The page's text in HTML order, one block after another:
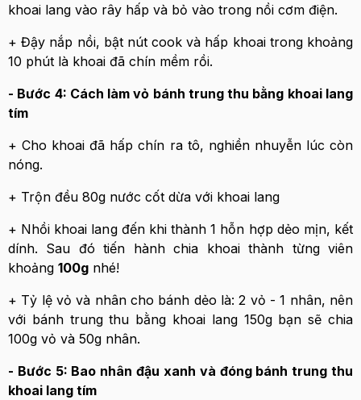
khoai lang vào rây hấp và bỏ vào trong nồi cơm điện.
+ Đậy nắp nồi, bật nút cook và hấp khoai trong khoảng
10 phút là khoai đã chín mềm rồi.
- Bước 4: Cách làm vỏ bánh trung thu bằng khoai lang
tím
+ Cho khoai đã hấp chín ra tô, nghiền nhuyễn lúc còn
nóng.
+ Trộn đều 80g nước cốt dừa với khoai lang
+ Nhồi khoai lang đến khi thành 1 hỗn hợp dẻo mịn, kết
dính. Sau đó tiến hành chia khoai thành từng viên
khoảng 100g nhé!
+ Tỷ lệ vỏ và nhân cho bánh dẻo là: 2 vỏ - 1 nhân, nên
với bánh trung thu bằng khoai lang 150g bạn sẽ chia
100g vỏ và 50g nhân.
- Bước 5: Bao nhân đậu xanh và đóng bánh trung thu
khoai lang tím